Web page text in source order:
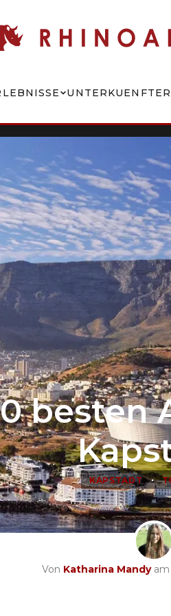
UNTERKUENFTE
KAPSTADT •
Von Katharina Mandyam